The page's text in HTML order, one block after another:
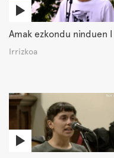
Amak ezkondu ninduen I
Irrizkoa